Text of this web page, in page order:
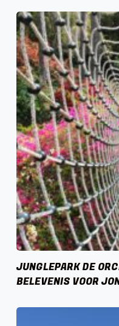
JUNGLEPARK DE
BELEVENIS VOOR